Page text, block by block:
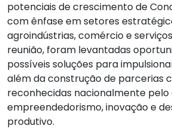
potenciais de crescimento de
com ênfase em setores
agroindústrias, comércio e
reunião, foram levantadas
possíveis soluções para
além da construção de parcerias
reconhecidas nacionalmente pelo
empreendedorismo, inovação e
produtivo.